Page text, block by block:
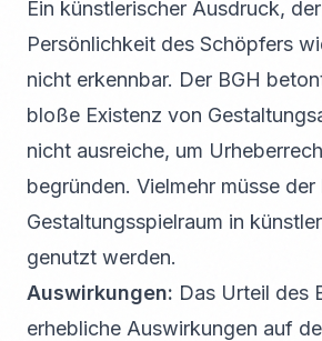
Ein künstlerischer Ausdruck,
Persönlichkeit des Schöpfers
nicht erkennbar. Der BGH
bloße Existenz von
nicht ausreiche, um
begründen. Vielmehr müsse
Gestaltungsspielraum in
genutzt werden.
Auswirkungen: Das Urteil des
erhebliche Auswirkungen auf